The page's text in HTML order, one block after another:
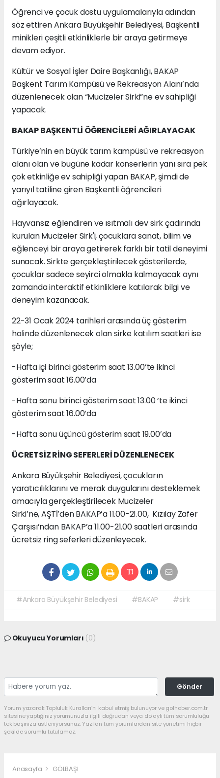
Öğrenci ve çocuk dostu uygulamalarıyla adından
söz ettiren Ankara Büyükşehir Belediyesi, Başkentli
minikleri çeşitli etkinliklerle bir araya getirmeye
devam ediyor.
Kültür ve Sosyal İşler Daire Başkanlığı, BAKAP
Başkent Tarım Kampüsü ve Rekreasyon Alanı’nda
düzenlenecek olan “Mucizeler Sirki”ne ev sahipliği
yapacak.
BAKAP BAŞKENTLİ ÖĞRENCİLERİ AĞIRLAYACAK
Türkiye’nin en büyük tarım kampüsü ve rekreasyon
alanı olan ve bugüne kadar konserlerin yanı sıra pek
çok etkinliğe ev sahipliği yapan BAKAP, şimdi de
yarıyıl tatiline giren Başkentli öğrencileri
ağırlayacak.
Hayvansız eğlendiren ve ısıtmalı dev sirk çadırında
kurulan Mucizeler Sirk'i, çocuklara sanat, bilim ve
eğlenceyi bir araya getirerek farklı bir tatil deneyimi
sunacak. Sirkte gerçekleştirilecek gösterilerde,
çocuklar sadece seyirci olmakla kalmayacak aynı
zamanda interaktif etkinliklere katılarak bilgi ve
deneyim kazanacak.
22-31 Ocak 2024 tarihleri arasında üç gösterim
halinde düzenlenecek olan sirke katılım saatleri ise
şöyle;
-Hafta içi birinci gösterim saat 13.00’te ikinci
gösterim saat 16.00’da
-Hafta sonu birinci gösterim saat 13.00 ‘te ikinci
gösterim saat 16.00’da
-Hafta sonu üçüncü gösterim saat 19.00’da
ÜCRETSİZ RİNG SEFERLERİ DÜZENLENECEK
Ankara Büyükşehir Belediyesi, çocukların
yaratıcılıklarını ve merak duygularını desteklemek
amacıyla gerçekleştirilecek Mucizeler
Sirki’ne, AŞTİ’den BAKAP’a 11.00-21.00, Kızılay Zafer
Çarşısı’ndan BAKAP’a 11.00-21.00 saatleri arasında
ücretsiz ring seferleri düzenleyecek.
#Ankara Büyükşehir Belediyesi #BAKAP #sirk
Okuyucu Yorumları (0)
Gönder
Yorum yazarak Topluluk Kuralları’nı kabul etmiş bulunuyor ve golhaber.com.tr
sitesine yaptığınız yorumunuzla ilgili doğrudan veya dolaylı tüm sorumluluğu
tek başınıza üstleniyorsunuz. Yazılan tüm yorumlardan site yönetimi hiçbir
şekilde sorumlu tutulamaz.
Anasayfa GÖLBAŞI